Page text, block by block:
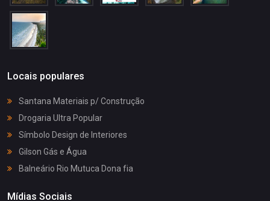
Locais populares
Santana Materiais p/ Construção
Drogaria Ultra Popular
Símbolo Design de Interiores
Gilson Gás e Água
Balneário Rio Mutuca Dona fia
Mídias Sociais